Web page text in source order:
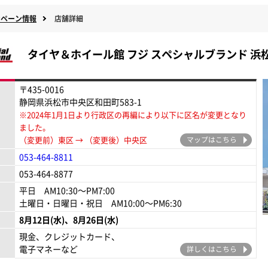
ーン情報 店舗詳細
タイヤ＆ホイール館 フジ スペシャルブランド 浜
〒435-0016
静岡県浜松市中央区和田町583-1
※2024年1月1日より行政区の再編により以下に区名が変更となり
ました。
（変更前）東区 → （変更後）中央区
マップはこちら
053-464-8811
053-464-8877
平日 AM10:30～PM7:00
土曜日・日曜日・祝日 AM10:00～PM6:30
現金、クレジットカード、
電子マネーなど
詳しくはこちら